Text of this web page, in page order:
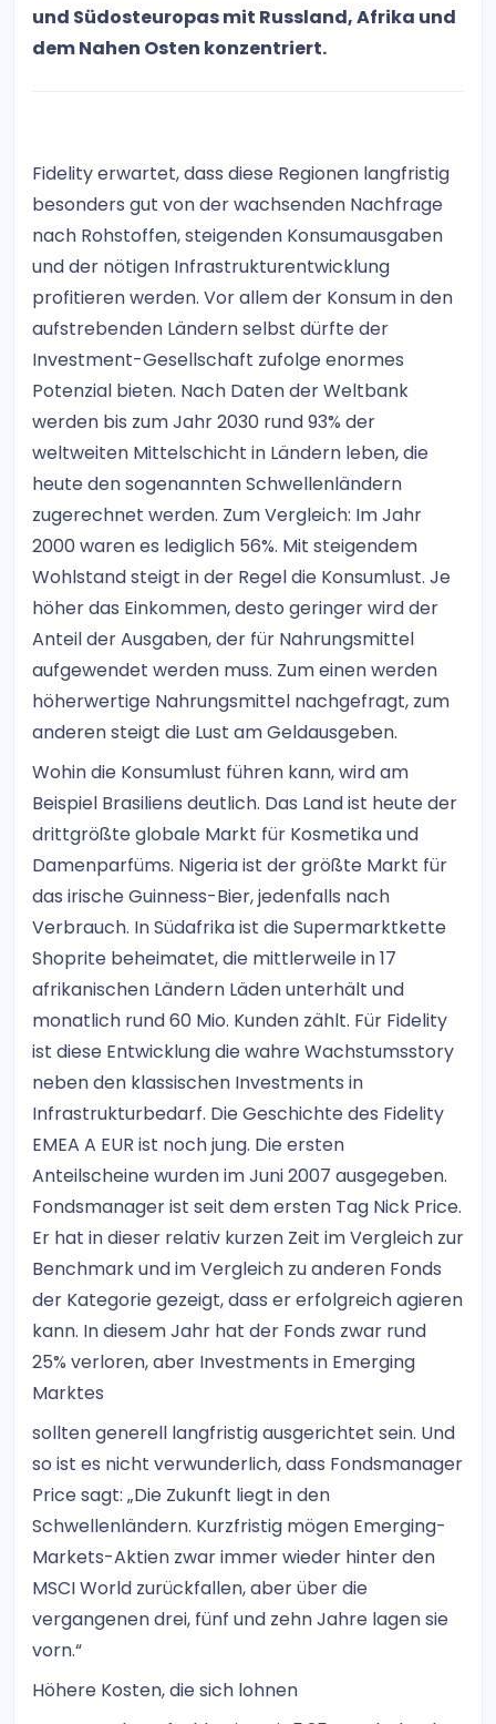
und Südosteuropas mit Russland, Afrika und
dem Nahen Osten konzentriert.
Fidelity erwartet, dass diese Regionen langfristig
besonders gut von der wachsenden Nachfrage
nach Rohstoffen, steigenden Konsumausgaben
und der nötigen Infrastrukturentwicklung
profitieren werden. Vor allem der Konsum in den
aufstrebenden Ländern selbst dürfte der
Investment-Gesellschaft zufolge enormes
Potenzial bieten. Nach Daten der Weltbank
werden bis zum Jahr 2030 rund 93% der
weltweiten Mittelschicht in Ländern leben, die
heute den sogenannten Schwellenländern
zugerechnet werden. Zum Vergleich: Im Jahr
2000 waren es lediglich 56%. Mit steigendem
Wohlstand steigt in der Regel die Konsumlust. Je
höher das Einkommen, desto geringer wird der
Anteil der Ausgaben, der für Nahrungsmittel
aufgewendet werden muss. Zum einen werden
höherwertige Nahrungsmittel nachgefragt, zum
anderen steigt die Lust am Geldausgeben.
Wohin die Konsumlust führen kann, wird am
Beispiel Brasiliens deutlich. Das Land ist heute der
drittgrößte globale Markt für Kosmetika und
Damenparfüms. Nigeria ist der größte Markt für
das irische Guinness-Bier, jedenfalls nach
Verbrauch. In Südafrika ist die Supermarktkette
Shoprite beheimatet, die mittlerweile in 17
afrikanischen Ländern Läden unterhält und
monatlich rund 60 Mio. Kunden zählt. Für Fidelity
ist diese Entwicklung die wahre Wachstumsstory
neben den klassischen Investments in
Infrastrukturbedarf. Die Geschichte des Fidelity
EMEA A EUR ist noch jung. Die ersten
Anteilscheine wurden im Juni 2007 ausgegeben.
Fondsmanager ist seit dem ersten Tag Nick Price.
Er hat in dieser relativ kurzen Zeit im Vergleich zur
Benchmark und im Vergleich zu anderen Fonds
der Kategorie gezeigt, dass er erfolgreich agieren
kann. In diesem Jahr hat der Fonds zwar rund
25% verloren, aber Investments in Emerging
Marktes
sollten generell langfristig ausgerichtet sein. Und
so ist es nicht verwunderlich, dass Fondsmanager
Price sagt: „Die Zukunft liegt in den
Schwellenländern. Kurzfristig mögen Emerging-
Markets-Aktien zwar immer wieder hinter den
MSCI World zurückfallen, aber über die
vergangenen drei, fünf und zehn Jahre lagen sie
vorn.“
Höhere Kosten, die sich lohnen